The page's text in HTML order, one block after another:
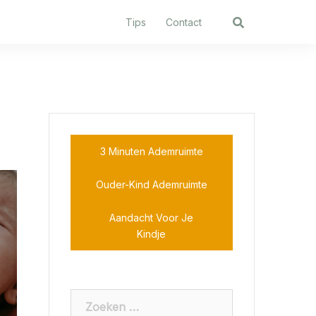
Tips Contact
3 Minuten Ademruimte
Ouder-Kind Ademruimte
Aandacht Voor Je
Kindje